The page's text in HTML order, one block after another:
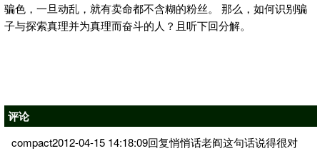
骗色，一旦动乱，就有卖命都不含糊的粉丝。 那么，如何识别骗
子与探索真理并为真理而奋斗的人？且听下回分解。
评论
compact2012-04-15 14:18:09回复悄悄话老阎这句话说得很对